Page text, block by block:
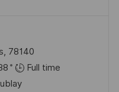
78140
Full time